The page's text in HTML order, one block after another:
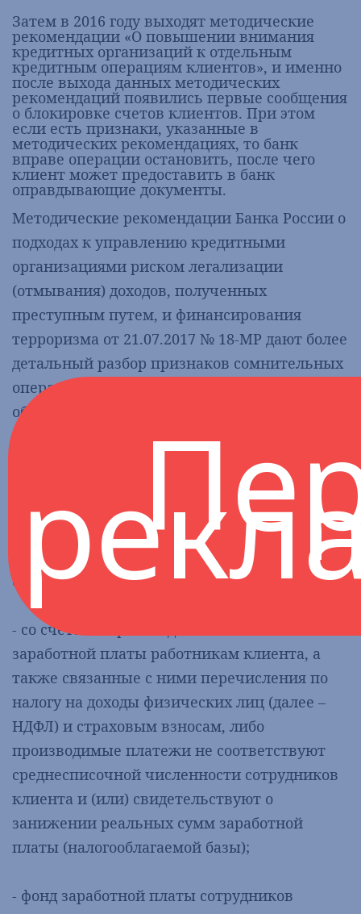
Затем в 2016 году выходят методические
рекомендации «О повышении внимания
кредитных организаций к отдельным
кредитным операциям клиентов», и именно
после выхода данных методических
рекомендаций появились первые сообщения
о блокировке счетов клиентов. При этом
если есть признаки, указанные в
методических рекомендациях, то банк
вправе операции остановить, после чего
клиент может предоставить в банк
оправдывающие документы.
Методические рекомендации Банка России о
подходах к управлению кредитными
организациями риском легализации
(отмывания) доходов, полученных
преступным путем, и финансирования
терроризма от 21.07.2017 № 18-МР дают более
детальный разбор признаков сомнительных
операций, при этом рекомендации носят
общий характер и не направлены конкретно
на туристическую отрасль. Среди признаков
сомнительных операций, попадающих под
особый контроль и при определенных
обстоятельствах, влекущих за собой
блокировку расчетного счета и расторжение
договора банковского обслуживания,
отмечены:
- со счета не производятся выплаты
заработной платы работникам клиента, а
также связанные с ними перечисления по
налогу на доходы физических лиц (далее –
НДФЛ) и страховым взносам, либо
производимые платежи не соответствуют
среднесписочной численности сотрудников
клиента и (или) свидетельствуют о
занижении реальных сумм заработной
платы (налогооблагаемой базы);
- фонд заработной платы сотрудников